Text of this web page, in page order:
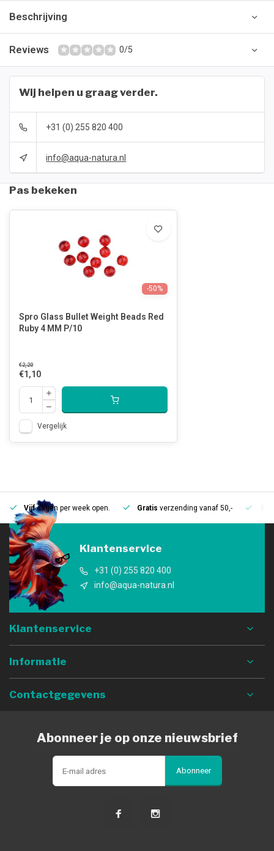
Beschrijving
Reviews 0/5
Wij helpen u graag verder.
+31 (0) 255 820 400
info@aqua-natura.nl
Pas bekeken
-50%
Spro Glass Bullet Weight Beads Red
Ruby 4 MM P/10
€2,20
€1,10
Vergelijk
Vijfdagen per week open. Gratis verzending vanaf 50,-
Klantenservice
+31 (0) 255 820 400
info@aqua-natura.nl
Klantenservice
Informatie
Contactgegevens
Abonneer je op onze nieuwsbrief
Abonneer